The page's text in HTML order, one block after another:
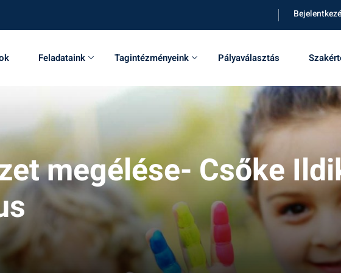
Feladataink Tagintézményeink Pályaválasztás
megélése- Csőke